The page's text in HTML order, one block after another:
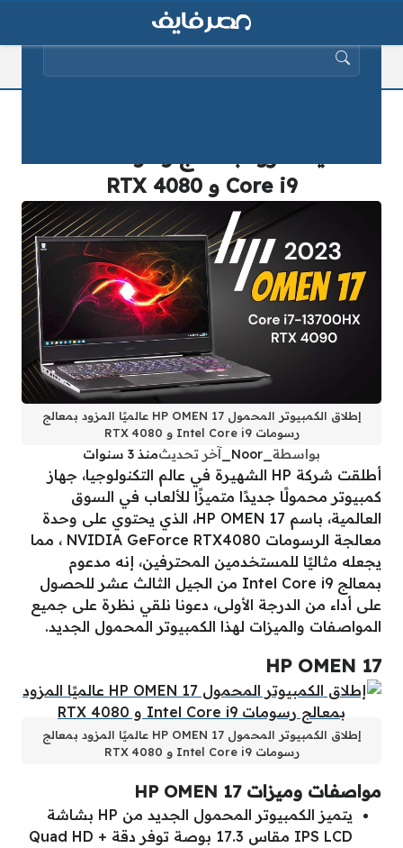
Core i9 و RTX 4080
إطلاق الكمبيوتر المحمول HP OMEN 17 عالميًا المزود بمعالج
رسومات Intel Core i9 و RTX 4080
بواسطة آخر تحديثمنذ 3 سنوات
أطلقت شركة HP الشهيرة في عالم التكنولوجيا، جهاز
كمبيوتر محمولًا جديدًا متميزًا للألعاب في السوق
العالمية، باسم HP OMEN 17، الذي يحتوي على وحدة
معالجة الرسومات NVIDIA GeForce RTX4080 ، مما
يجعله مثاليًا للمستخدمين المحترفين، إنه مدعوم
بمعالج Intel Core i9 من الجيل الثالث عشر للحصول
على أداء من الدرجة الأولى، دعونا نلقي نظرة على جميع
المواصفات والميزات لهذا الكمبيوتر المحمول الجديد.
HP OMEN 17
إطلاق الكمبيوتر المحمول HP OMEN 17 عالميًا المزود بمعالج
رسومات Intel Core i9 و RTX 4080
مواصفات وميزات HP OMEN 17
يتميز الكمبيوتر المحمول الجديد من HP بشاشة
IPS LCD مقاس 17.3 بوصة توفر دقة + Quad HD
البحث عن: